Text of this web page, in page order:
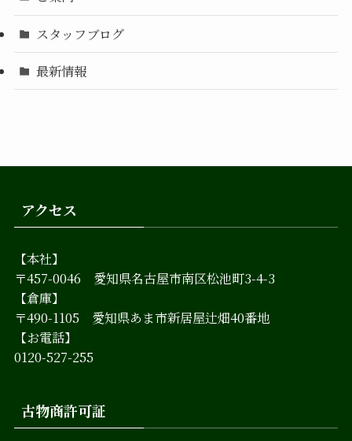
スタッフブログ
最新情報
アクセス
【本社】
〒457-0046 愛知県名古屋市南区松池町3-4-3
【倉庫】
〒490-1105 愛知県あま市新居屋辻畑40番地
【お電話】
0120-527-255
古物商許可証